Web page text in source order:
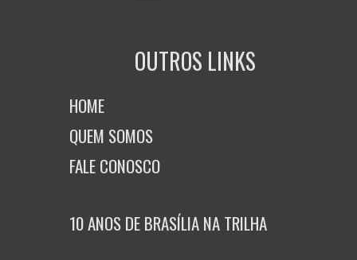
OUTROS LINKS
HOME
QUEM SOMOS
FALE CONOSCO
10 ANOS DE BRASÍLIA NA TRILHA